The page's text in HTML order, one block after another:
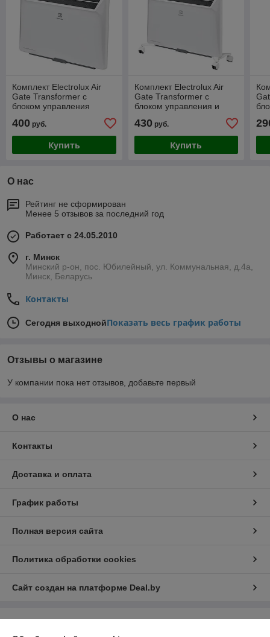
Комплект Electrolux Air
Gate Transformer с
блоком управления
(электронный)
400 руб.
Купить
Комплект Electrolux Air
Gate Transformer с
блоком управления и
шасси ECH/AG2-1000 T-
TUE4 (электр)
430руб.
Купить
О нас
Рейтинг не сформирован
Менее 5 отзывов за последний год
Работает с 24.05.2010
г. Минск
Минский р-он, пос. Юбилейный, ул. Коммунальная, д.4а,
Минск, Беларусь
Контакты
Сегодня выходнойПоказать весь график работы
Отзывы о магазине
У компании пока нет отзывов, добавьте первый
О нас
Контакты
Доставка и оплата
График работы
Полная версия сайта
Политика обработки cookies
Сайт создан на платформе Deal.by